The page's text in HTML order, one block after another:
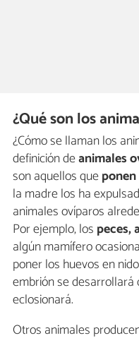
¿Qué son los
¿Cómo se llaman los
definición deanimales
son aquellos que
la madre los ha
animales ovíparos
Por ejemplo, los peces,
algún mamífero
poner los huevos en
embrión se
eclosionará.
Otros animales